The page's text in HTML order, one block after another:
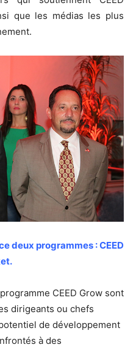
que les médias les plus
deux programmes : CEED
CEED Grow sont
dirigeants ou chefs
de développement
à des